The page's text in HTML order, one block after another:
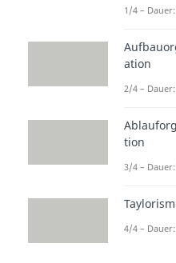
1/4 –
ation
2/4 –
tion
3/4 – Dauer:
4/4 –